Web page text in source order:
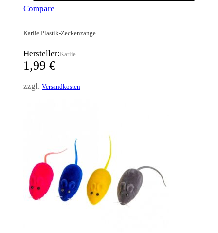
Compare
Karlie Plastik-Zeckenzange
Hersteller:Karlie
1,99 €
zzgl. Versandkosten